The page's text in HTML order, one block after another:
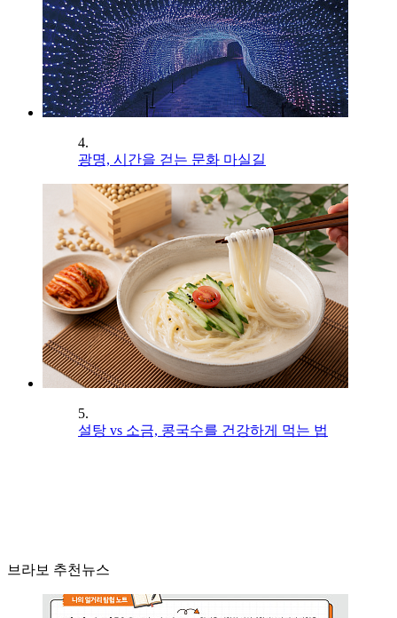
4.
광명, 시간을 걷는 문화 마실길
5.
설탕 vs 소금, 콩국수를 건강하게 먹는 법
브라보 추천뉴스